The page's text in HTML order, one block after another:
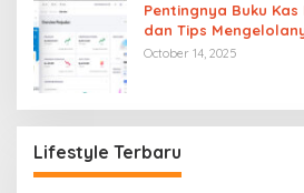
Pentingnya Buku
dan Tips
October 14, 2025
Lifestyle Terbaru
Tren Gaya Hidup Frugal
Tips Memulainya